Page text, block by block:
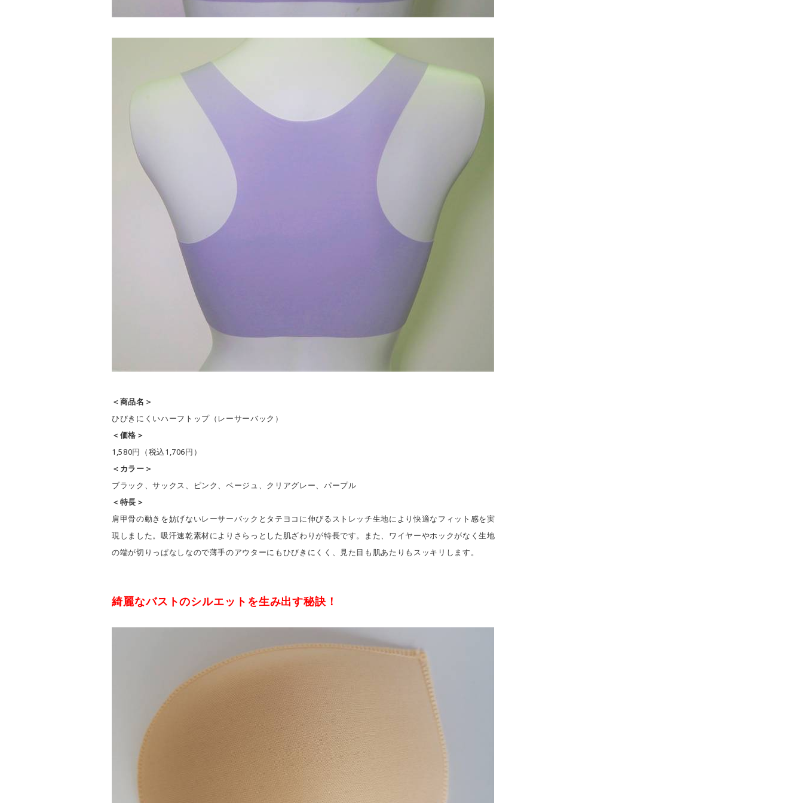
＜商品名＞
ひびきにくいハーフトップ（レーサーバック）
＜価格＞
1,580円（税込1,706円）
＜カラー＞
ブラック、サックス、ピンク、ベージュ、クリアグレー、パープル
＜特長＞
肩甲骨の動きを妨げないレーサーバックとタテヨコに伸びるストレッチ生地により快適なフィット感を実
現しました。吸汗速乾素材によりさらっとした肌ざわりが特長です。また、ワイヤーやホックがなく生地
の端が切りっぱなしなので薄手のアウターにもひびきにくく、見た目も肌あたりもスッキリします。
綺麗なバストのシルエットを生み出す秘訣！